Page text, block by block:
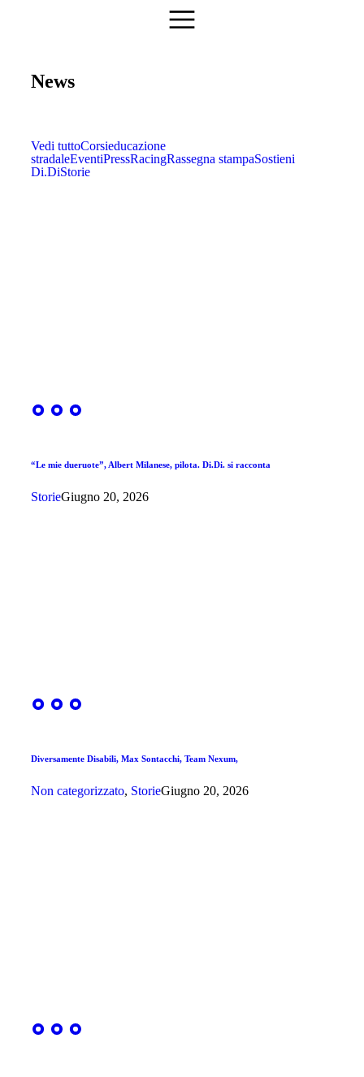
News
Vedi tuttoCorsieducazione
stradaleEventiPressRacingRassegna stampaSostieni
Di.DiStorie
“Le mie dueruote”, Albert Milanese, pilota. Di.Di. si racconta
StorieGiugno 20, 2026
Diversamente Disabili, Max Sontacchi, Team Nexum,
Non categorizzato, StorieGiugno 20, 2026